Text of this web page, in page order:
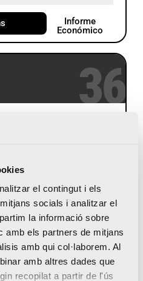
el contingut i els
socials i analitzar el
la informació sobre
amb els partners de mitjans
amb qui col·laborem. Al
amb altres dades que
recopilat a partir de l'ús
Informe
Económico
36
Informe
Económico